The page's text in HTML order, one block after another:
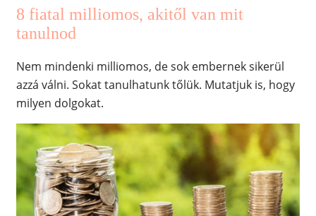
8 fiatal milliomos, akitől van mit
tanulnod
Nem mindenki milliomos, de sok embernek sikerül
azzá válni. Sokat tanulhatunk tőlük. Mutatjuk is, hogy
milyen dolgokat.